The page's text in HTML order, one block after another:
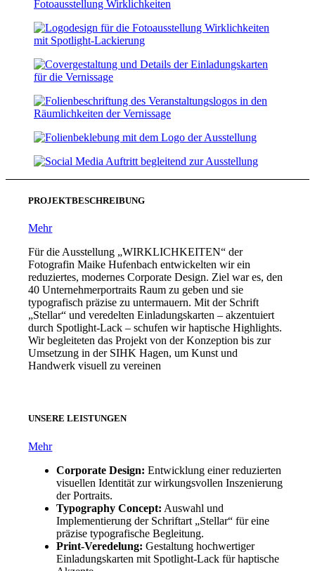
PROJEKTBESCHREIBUNG
Mehr
Für die Ausstellung „WIRKLICHKEITEN“ der
Fotografin Maike Hufenbach entwickelten wir ein
reduziertes, modernes Corporate Design. Ziel war es, den
40 Unternehmerportraits Raum zu geben und sie
typografisch präzise zu untermauern. Mit der Schrift
„Stellar“ und veredelten Einladungskarten – akzentuiert
durch Spotlight-Lack – schufen wir haptische Highlights.
Wir begleiteten das Projekt von der Konzeption bis zur
Umsetzung in der SIHK Hagen, um Kunst und
Handwerk visuell zu vereinen
UNSERE LEISTUNGEN
Mehr
Corporate Design: Entwicklung einer reduzierten
visuellen Identität zur wirkungsvollen Inszenierung
der Portraits.
Typography Concept: Auswahl und
Implementierung der Schriftart „Stellar“ für eine
präzise typografische Begleitung.
Print-Veredelung: Gestaltung hochwertiger
Einladungskarten mit Spotlight-Lack für haptische